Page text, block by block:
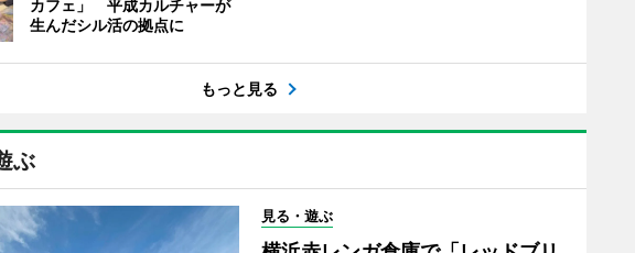
カフェ」 平成カルチャーが
生んだシル活の拠点に
もっと見る
ぶ
見る・遊ぶ